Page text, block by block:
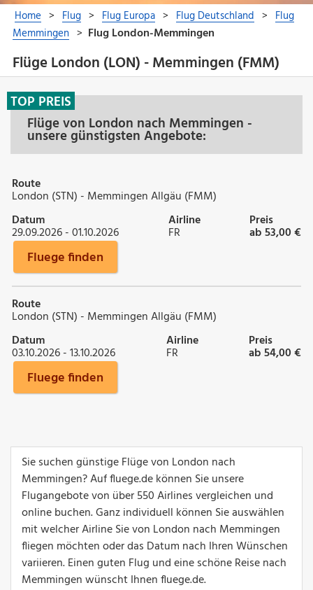
Flüge London (LON) - Memmingen (FMM)
Flüge von London nach Memmingen -
unsere günstigsten Angebote:
TOP PREIS
Route
London (STN) - Memmingen Allgäu (FMM)
Datum
29.09.2026 - 01.10.2026
Airline
FR
Preis
ab 53,00 €
Fluege finden
Route
London (STN) - Memmingen Allgäu (FMM)
Datum
03.10.2026 - 13.10.2026
Airline
FR
Preis
ab 54,00 €
Fluege finden
Sie suchen günstige Flüge von London nach
Memmingen? Auf fluege.de können Sie unsere
Flugangebote von über 550 Airlines vergleichen und
online buchen. Ganz individuell können Sie auswählen
mit welcher Airline Sie von London nach Memmingen
fliegen möchten oder das Datum nach Ihren Wünschen
variieren. Einen guten Flug und eine schöne Reise nach
Memmingen wünscht Ihnen fluege.de.